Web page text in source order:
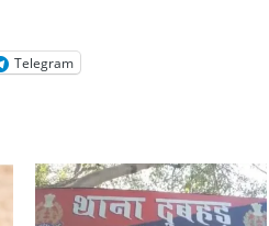
Telegram